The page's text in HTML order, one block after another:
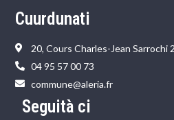
Cuurdunati
20, Cours Charles-Jean Sarrochi
04 95 57 00 73
commune@aleria.fr
Seguità ci